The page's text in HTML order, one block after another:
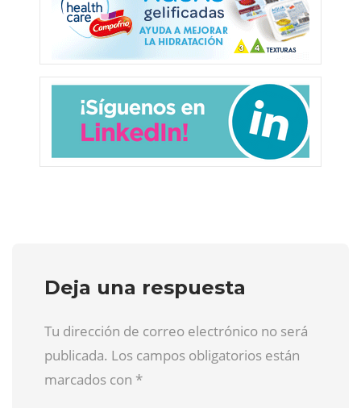
Deja una respuesta
Tu dirección de correo electrónico no será
publicada. Los campos obligatorios están
marcados con *